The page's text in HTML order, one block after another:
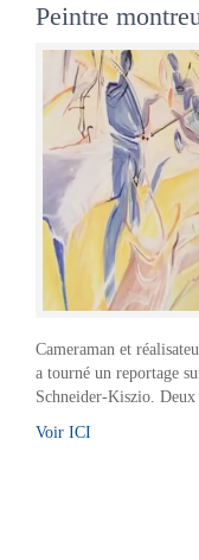
Peintre
Cameraman et
a tourné un reportage
Schneider-Kiszio. Deux
Voir ICI